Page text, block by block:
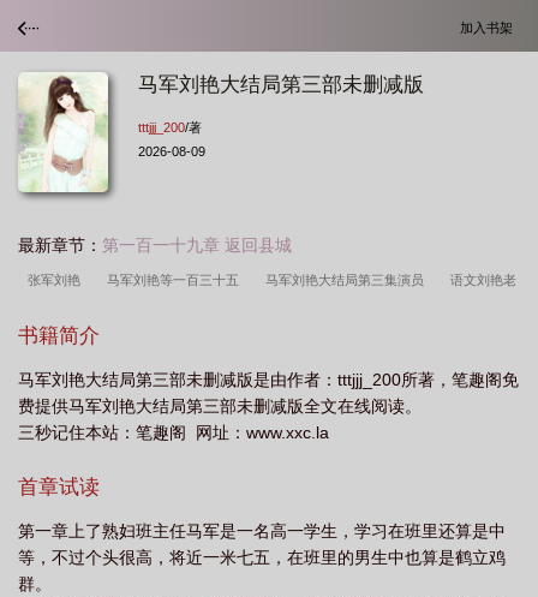
加入书架
马军刘艳大结局第三部未删减版
tttjjj_200/著
2026-08-09
最新章节： 第一百一十九章 返回县城
张军刘艳 马军刘艳等一百三十五 马军刘艳大结局第三集演员 语文刘艳老
与刘岩 主角叫马军刘艳的
三部未删减版在线观看 马军刘艳大结局第三部未删减版 在线阅读 马军刘艳 最
新章节 第三部马军刘艳的结局是什么 马军 刘艳老师 第三部马军刘艳最后
艳马军
书籍简介
马军刘艳大结局第三部未删减版是由作者：tttjjj_200所著，笔趣阁免
费提供马军刘艳大结局第三部未删减版全文在线阅读。
三秒记住本站：笔趣阁 网址：www.xxc.la
首章试读
第一章上了熟妇班主任马军是一名高一学生，学习在班里还算是中
等，不过个头很高，将近一米七五，在班里的男生中也算是鹤立鸡
群。